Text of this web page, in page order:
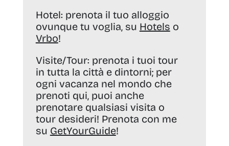
Hotel: prenota il tuo alloggio
ovunque tu voglia, su Hotels o
Vrbo!
Visite/Tour: prenota i tuoi tour
in tutta la città e dintorni; per
ogni vacanza nel mondo che
prenoti qui, puoi anche
prenotare qualsiasi visita o
tour desideri! Prenota con me
su GetYourGuide!